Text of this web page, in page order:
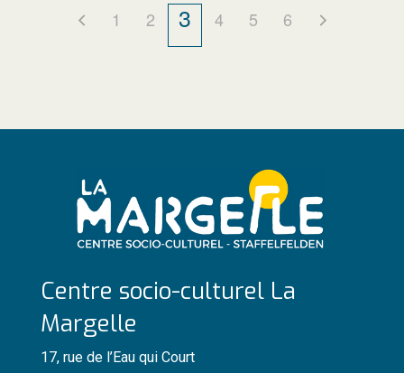
1 2 3 4 5 6
Centre socio-culturel La
Margelle
17, rue de l’Eau qui Court